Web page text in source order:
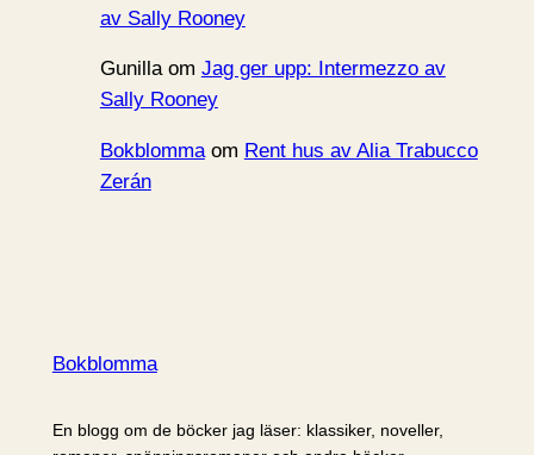
av Sally Rooney
Gunillaom Jag ger upp: Intermezzo av
Sally Rooney
Bokblommaom Rent hus av Alia Trabucco
Zerán
Bokblomma
En blogg om de böcker jag läser: klassiker, noveller,